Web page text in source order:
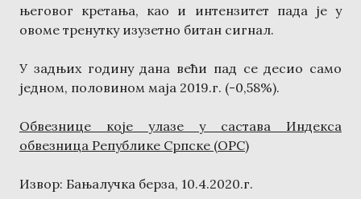
његовог кретања, као и интензитет пада је у
овоме тренутку изузетно битан сигнал.
У задњих годину дана већи пад се десио само
једном, половином маја 2019.г. (-0,58%).
Обвезнице које улазе у састава Индекса
обвезница Републике Српске (ОРС)
Извор: Бањалучка берза, 10.4.2020.г.